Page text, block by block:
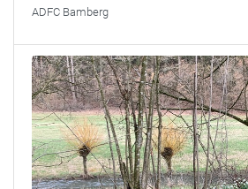
ADFC Bamberg